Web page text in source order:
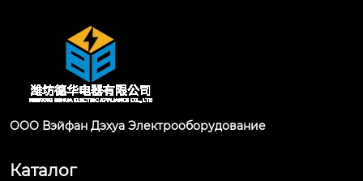
ООО Вэйфан Дэхуа Электрооборудование
Каталог